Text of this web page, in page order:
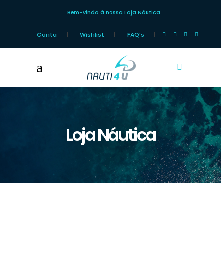
Bem-vindo à nossa Loja Náutica
Conta Wishlist FAQ’s
Loja Náutica